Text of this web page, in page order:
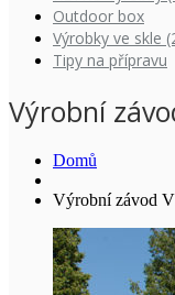
Outdoor box
Výrobky ve skle
Tipy na přípravu
Výrobní
Domů
Výrobní závod